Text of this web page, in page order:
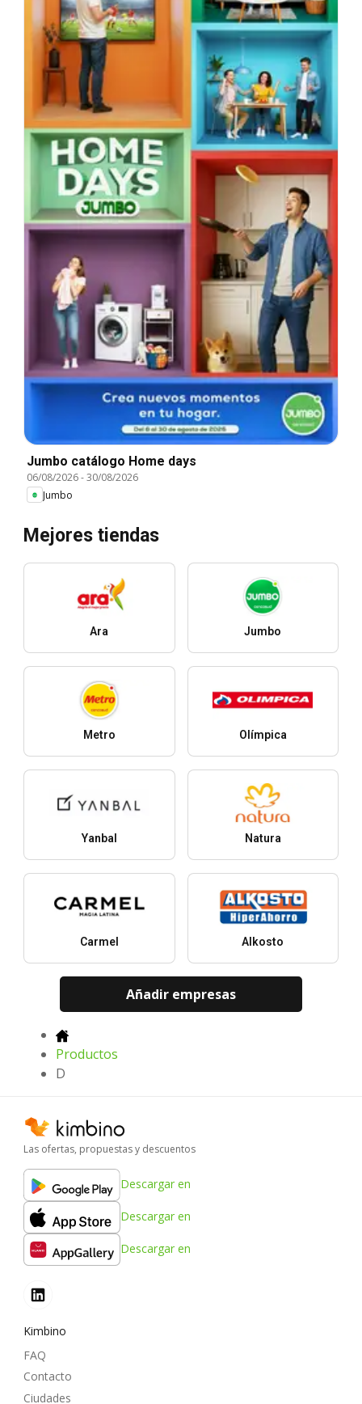
Jumbo catálogo Home days
06/08/2026-30/08/2026
Jumbo
Mejores tiendas
Ara Jumbo
Metro Olímpica
Yanbal Natura
Carmel Alkosto
Añadir empresas
Productos
D
Las ofertas, propuestas y descuentos
Descargar en
Descargar en
Descargar en
Kimbino
FAQ
Contacto
Ciudades